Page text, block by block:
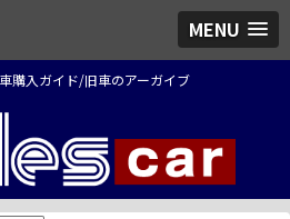
MENU
購入ガイド/旧車のアーガイブ